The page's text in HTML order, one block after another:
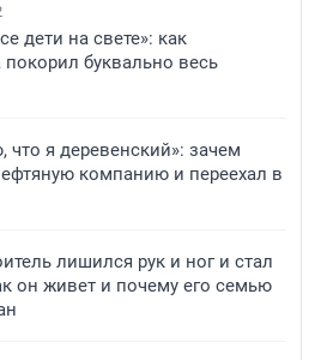
дети на свете»: как
буквально весь
что я деревенский»: зачем
компанию и переехал в
лишился рук и ног и стал
он живет и почему его семью